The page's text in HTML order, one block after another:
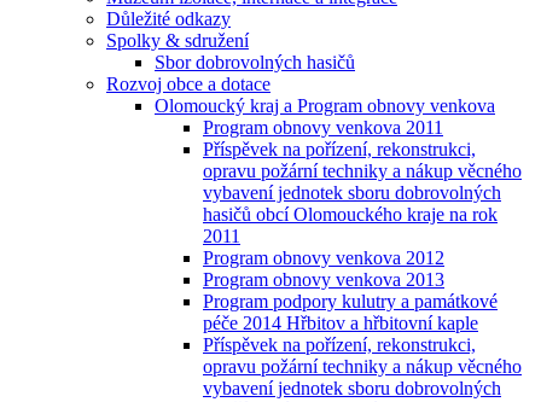
Důležité odkazy
Spolky & sdružení
Sbor dobrovolných hasičů
Rozvoj obce a dotace
Olomoucký kraj a Program obnovy venkova
Program obnovy venkova 2011
Příspěvek na pořízení, rekonstrukci,
opravu požární techniky a nákup věcného
vybavení jednotek sboru dobrovolných
hasičů obcí Olomouckého kraje na rok
2011
Program obnovy venkova 2012
Program obnovy venkova 2013
Program podpory kulutry a památkové
péče 2014 Hřbitov a hřbitovní kaple
Příspěvek na pořízení, rekonstrukci,
opravu požární techniky a nákup věcného
vybavení jednotek sboru dobrovolných